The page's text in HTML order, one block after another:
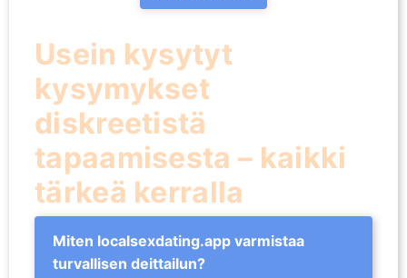
Usein kysytyt
kysymykset
diskreetistä
tapaamisesta – kaikki
tärkeä kerralla
Miten localsexdating.app varmistaa
turvallisen deittailun?